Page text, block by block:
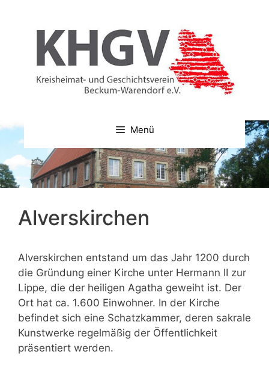
Menü
Alverskirchen
Alverskirchen entstand um das Jahr 1200 durch
die Gründung einer Kirche unter Hermann II zur
Lippe, die der heiligen Agatha geweiht ist. Der
Ort hat ca. 1.600 Einwohner. In der Kirche
befindet sich eine Schatzkammer, deren sakrale
Kunstwerke regelmäßig der Öffentlichkeit
präsentiert werden.